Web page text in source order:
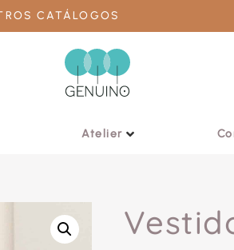
CATÁLOGOS
Atelier